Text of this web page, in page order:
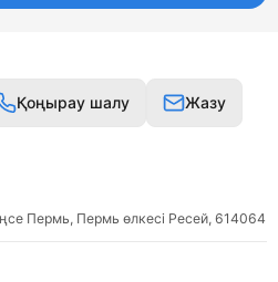
Қоңырау шалу Жазу
Пермь, Пермь өлкесі Ресей, 614064